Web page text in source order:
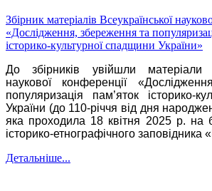
Збірник матеріалів Всеукраїнської
«Дослідження, збереження та
історико-культурної спадщини України»
До збірників увійшли матеріали
наукової конференції
популяризація пам’яток історико-
України (до 110-річчя від дня
яка проходила 18 квітня 2025 р. на
історико-етнографічного заповідника
Детальніше...